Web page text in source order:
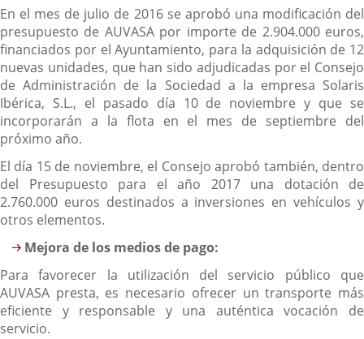
En el mes de julio de 2016 se aprobó una modificación del
presupuesto de AUVASA por importe de 2.904.000 euros,
financiados por el Ayuntamiento, para la adquisición de 12
nuevas unidades, que han sido adjudicadas por el Consejo
de Administración de la Sociedad a la empresa Solaris
Ibérica, S.L., el pasado día 10 de noviembre y que se
incorporarán a la flota en el mes de septiembre del
próximo año.
El día 15 de noviembre, el Consejo aprobó también, dentro
del Presupuesto para el año 2017 una dotación de
2.760.000 euros destinados a inversiones en vehículos y
otros elementos.
Mejora de los medios de pago:
Para favorecer la utilización del servicio público que
AUVASA presta, es necesario ofrecer un transporte más
eficiente y responsable y una auténtica vocación de
servicio.